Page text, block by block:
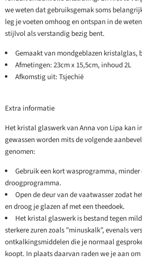
we weten dat gebruiksgemak soms
leg je voeten omhoog en ontspan in de
stijlvol als verstandig bezig bent.
Gemaakt van mondgeblazen kristalglas,
Afmetingen: 23cm x 15,5cm, inhoud 2L
Afkomstig uit: Tsjechië
Extra informatie
Het kristal glaswerk van Anna von Lipa kan
gewassen worden mits de volgende
genomen:
Gebruik een kort wasprogramma, minder
droogprogramma.
Open de deur van de vaatwasser zodat
en droog je glazen af ​​met een theedoek.
Het kristal glaswerk is bestand tegen
sterkere zuren zoals ”minuskalk”, evenals
ontkalkingsmiddelen die je normaal
koopt. In plaats daarvan raden we je aan